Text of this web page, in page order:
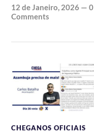
12 de Janeiro, 2026 —0
Comments
CHEGANOS OFICIAIS